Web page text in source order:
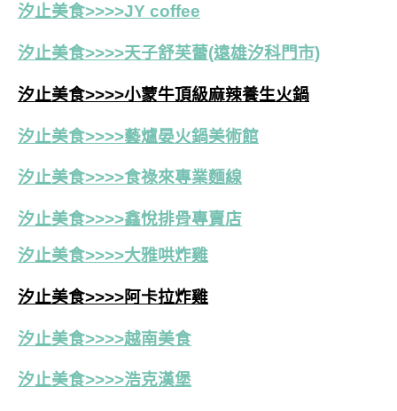
汐止美食>>>>JY coffee
汐止美食>>>>天子舒芙蕾(遠雄汐科門市)
汐止美食>>>>小蒙牛頂級麻辣養生火鍋
汐止美食>>>>藝爐晏火鍋美術館
汐止美食>>>>食祿來專業麵線
汐止美食>>>>鑫悅排骨專賣店
汐止美食>>>>大雅哄炸雞
汐止美食>>>>阿卡拉炸雞
汐止美食>>>>越南美食
汐止美食>>>>浩克漢堡